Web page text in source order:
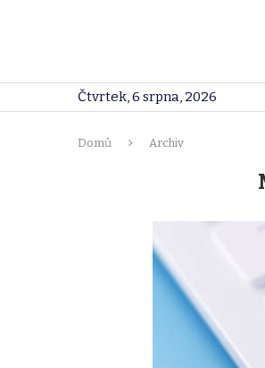
Čtvrtek, 6 srpna, 2026
Domů Archiv